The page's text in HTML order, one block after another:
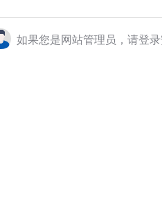
如果您是网站管理员，请登